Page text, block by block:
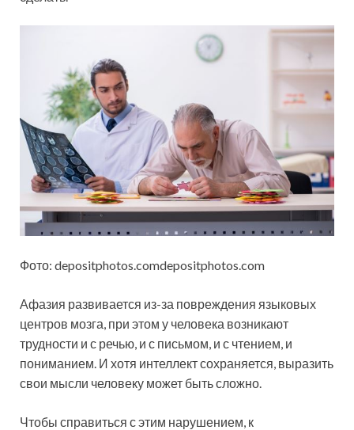
Фото: depositphotos.comdepositphotos.com
Афазия развивается из-за повреждения языковых
центров мозга, при этом у человека возникают
трудности и с речью, и с письмом, и с чтением, и
пониманием. И хотя интеллект сохраняется, выразить
свои мысли человеку может быть сложно.
Чтобы справиться с этим нарушением, к